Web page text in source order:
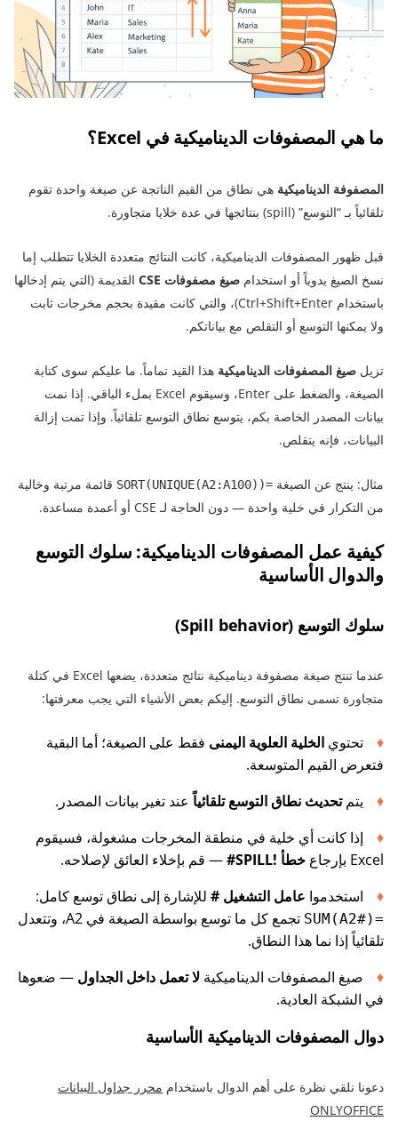
ما هي المصفوفات الديناميكية في Excel؟
المصفوفة الديناميكية هي نطاق من القيم الناتجة عن صيغة واحدة تقوم
تلقائياً بـ “التوسع” (spill) بنتائجها في عدة خلايا متجاورة.
قبل ظهور المصفوفات الديناميكية، كانت النتائج متعددة الخلايا تتطلب إما
نسخ الصيغ يدوياً أو استخدام صيغ مصفوفات CSE
القديمة (التي يتم إدخالها
باستخدام Ctrl+Shift+Enter)، والتي كانت مقيدة بحجم مخرجات ثابت
ولا يمكنها التوسع أو التقلص مع بياناتكم.
تزيل صيغ المصفوفات الديناميكية هذا القيد تماماً. ما عليكم سوى كتابة
الصيغة، والضغط على Enter، وسيقوم Excel بملء الباقي. إذا نمت
بيانات المصدر الخاصة بكم، يتوسع نطاق التوسع تلقائياً. وإذا تمت إزالة
البيانات، فإنه يتقلص.
مثال: ينتج عن الصيغة =SORT(UNIQUE(A2:A100))
قائمة مرتبة وخالية
من التكرار في خلية واحدة — دون الحاجة لـ CSE أو أعمدة مساعدة.
كيفية عمل المصفوفات الديناميكية: سلوك التوسع
والدوال الأساسية
سلوك التوسع (Spill behavior)
عندما تنتج صيغة مصفوفة ديناميكية نتائج متعددة، يضعها Excel في كتلة
متجاورة تسمى نطاق التوسع. إليكم بعض الأشياء التي يجب معرفتها:
تحتوي الخلية العلوية اليمنى فقط على الصيغة؛ أما البقية
فتعرض القيم المتوسعة.
يتمتحديث نطاق التوسع تلقائياًعند تغير بيانات المصدر.
إذا كانت أي خلية في منطقة المخرجات مشغولة، فسيقوم
Excel بإرجاع
خطأ !SPILL#
— قم بإخلاء العائق لإصلاحه.
استخدموا عامل التشغيل # للإشارة إلى نطاق توسع كامل:
=SUM(A2#)
تجمع كل ما توسع بواسطة الصيغة في A2، وتتعدل
تلقائياً إذا نما هذا النطاق.
صيغ المصفوفات الديناميكية لا تعمل داخل الجداول — ضعوها
في الشبكة العادية.
دوال المصفوفات الديناميكية الأساسية
دعونا نلقي نظرة على أهم الدوال باستخدام محرر جداول البيانات
ONLYOFFICE